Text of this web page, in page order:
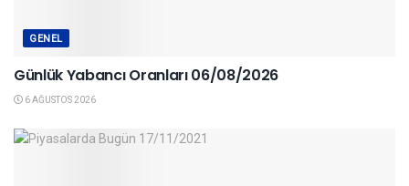
GENEL
Günlük Yabancı Oranları 06/08/2026
6 AĞUSTOS 2026